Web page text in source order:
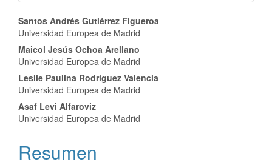
Santos Andrés Gutiérrez Figueroa
Universidad Europea de Madrid
Maicol Jesús Ochoa Arellano
Universidad Europea de Madrid
Leslie Paulina Rodríguez Valencia
Universidad Europea de Madrid
Asaf Levi Alfaroviz
Universidad Europea de Madrid
Resumen